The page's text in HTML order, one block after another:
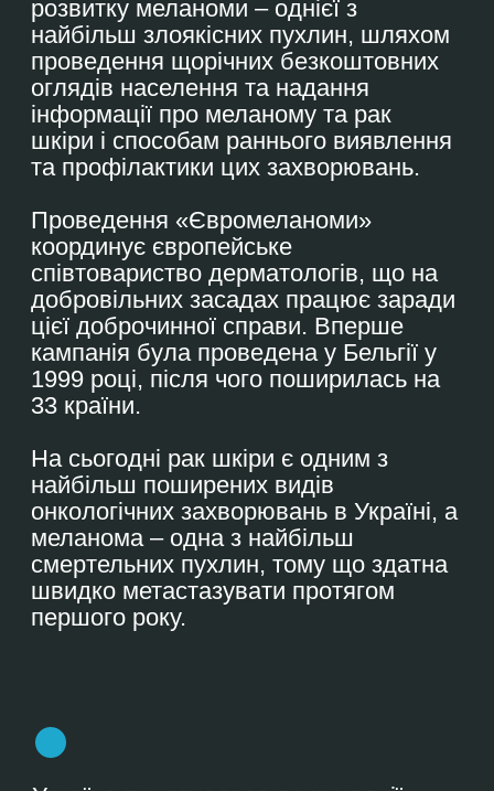
501930
обстежених людей
1981
виявлених меланом
5191
виявлених раків шкіри
За 17 років (2009-2026 рр.)
проведення проєкту в Україні
Інформаційно-просвітницька